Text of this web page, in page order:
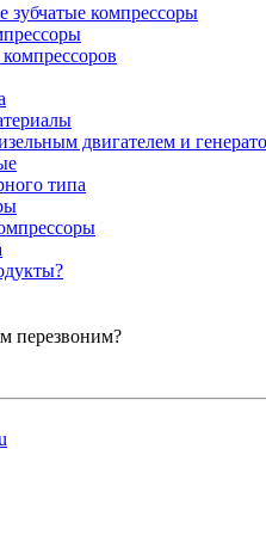
зубчатые компрессоры
двигателем и
типа
перезвоним?